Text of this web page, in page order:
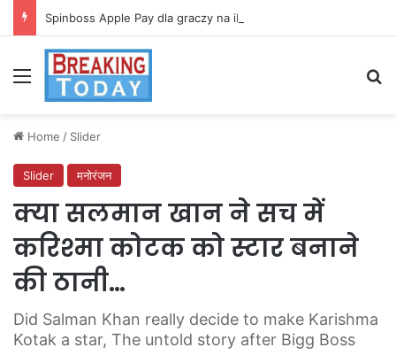
Spinboss Apple Pay dla graczy na iPhone
Menu
Home / Slider
Slider मनोरंजन
क्या सलमान खान ने सच में
करिश्मा कोटक को स्टार बनाने
की ठानी…
Did Salman Khan really decide to make Karishma
Kotak a star, The untold story after Bigg Boss